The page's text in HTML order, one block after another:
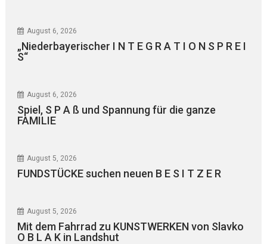
August 6, 2026
„Niederbayerischer I N T E G R A T I O N S P R E I
S“
August 6, 2026
Spiel, S P A ß und Spannung für die ganze
FAMILIE
August 5, 2026
FUNDSTÜCKE suchen neuen B E S I T Z E R
August 5, 2026
Mit dem Fahrrad zu KUNSTWERKEN von Slavko
O B L A K in Landshut